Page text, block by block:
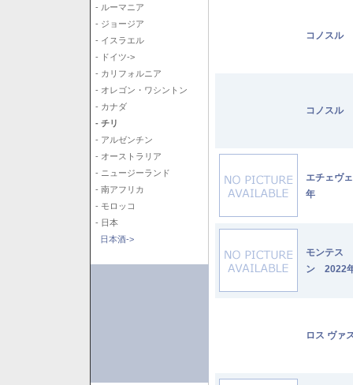
- ルーマニア
- ジョージア
- イスラエル
- ドイツ->
- カリフォルニア
- オレゴン・ワシントン
- カナダ
- チリ
- アルゼンチン
- オーストラリア
- ニュージーランド
- 南アフリカ
- モロッコ
- 日本
日本酒->
コノスル
コノスル
エチェヴ
年
モンテス
ン 2022
ロス ヴァ